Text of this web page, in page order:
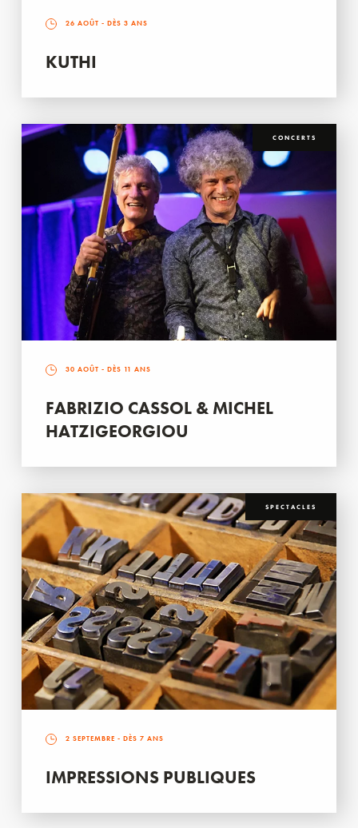
26 AOÛT - DÈS 3 ANS
KUTHI
CONCERTS
30 AOÛT - DÈS 11 ANS
FABRIZIO CASSOL & MICHEL
HATZIGEORGIOU
SPECTACLES
2 SEPTEMBRE - DÈS 7 ANS
IMPRESSIONS PUBLIQUES